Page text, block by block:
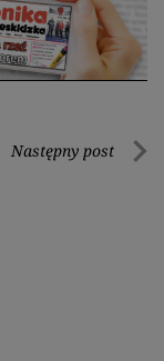
Następny post